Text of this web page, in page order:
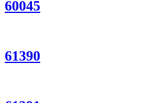
60045
61390